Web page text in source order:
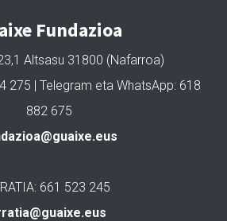
Fundazioa
Altsasu 31800 (Nafarroa)
275 | Telegram eta WhatsApp: 618
882 675
661 523 245